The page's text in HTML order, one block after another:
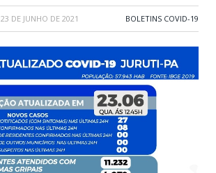
23 DE JUNHO DE 2021 BOLETINS COVID-19